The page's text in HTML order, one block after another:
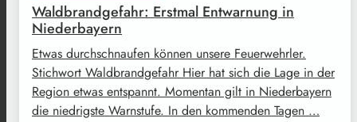
Waldbrandgefahr: Erstmal Entwarnung in
Niederbayern
Etwas durchschnaufen können unsere Feuerwehrler.
Stichwort Waldbrandgefahr Hier hat sich die Lage in der
Region etwas entspannt. Momentan gilt in Niederbayern
die niedrigste Warnstufe. In den kommenden Tagen …